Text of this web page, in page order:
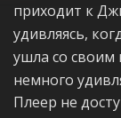
приходит к
удивляясь,
ушла со своим
немного
Плеер не